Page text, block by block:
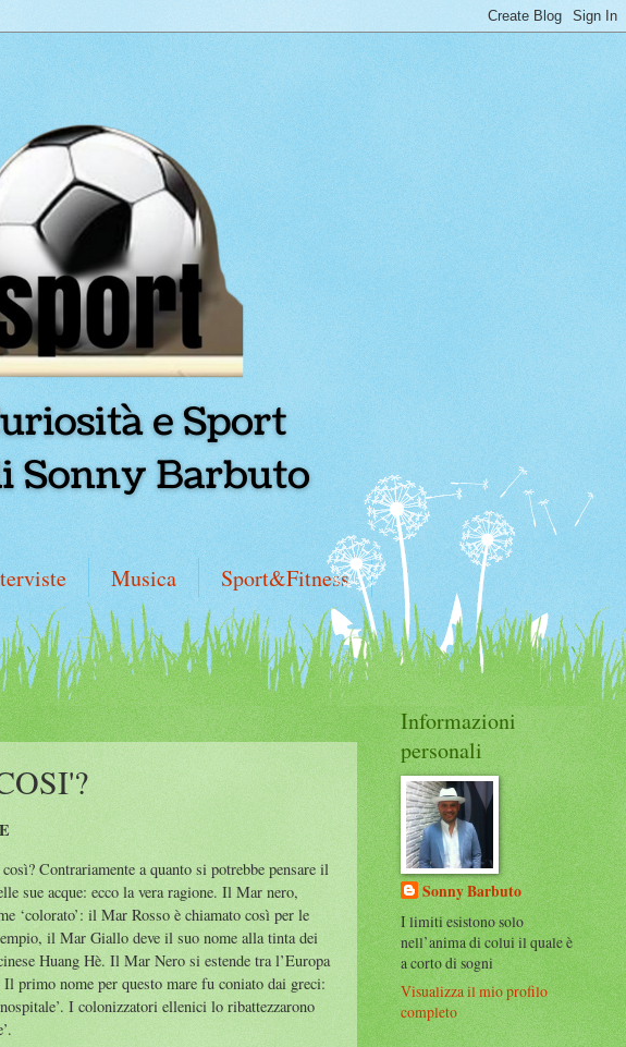
Musica Sport&Fitness
Contrariamente a quanto si potrebbe pensare il
sue acque: ecco la vera ragione. Il Mar nero,
‘colorato’: il Mar Rosso è chiamato così per le
il Mar Giallo deve il suo nome alla tinta dei
Huang Hè. Il Mar Nero si estende tra l’Europa
primo nome per questo mare fu coniato dai greci:
I colonizzatori ellenici lo ribattezzarono
Informazioni
personali
Sonny Barbuto
I limiti esistono solo
nell’anima di colui il quale è
a corto di sogni
Visualizza il mio profilo
completo